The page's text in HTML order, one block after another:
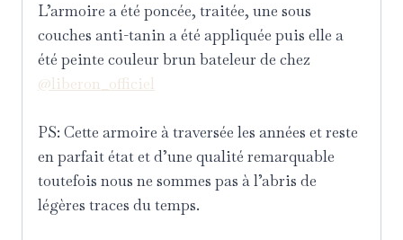
L’armoire a été poncée, traitée, une sous
couches anti-tanin a été appliquée puis elle a
été peinte couleur brun bateleur de chez
@liberon_officiel
PS: Cette armoire à traversée les années et reste
en parfait état et d’une qualité remarquable
toutefois nous ne sommes pas à l’abris de
légères traces du temps.